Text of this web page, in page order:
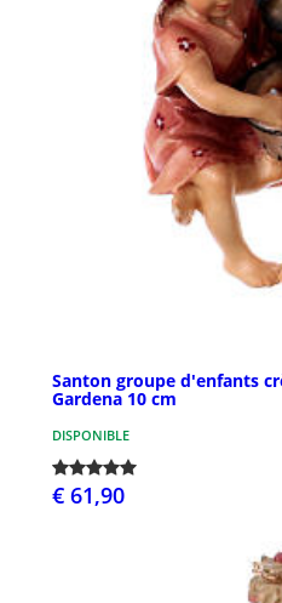
Santon groupe d'enfants
Gardena 10 cm
DISPONIBLE
€ 61,90